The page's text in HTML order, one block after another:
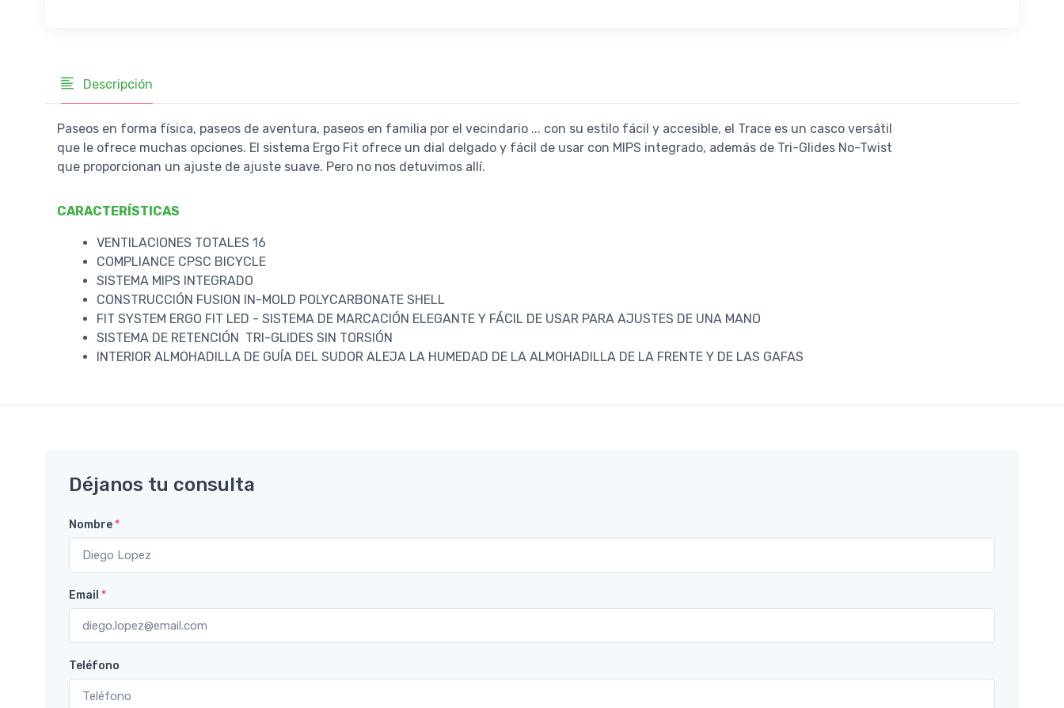
Descripción
Paseos en forma física, paseos de aventura, paseos en familia por el vecindario ... con su estilo fácil y accesible, el Trace es un casco versátil
que le ofrece muchas opciones. El sistema Ergo Fit ofrece un dial delgado y fácil de usar con MIPS integrado, además de Tri-Glides No-Twist
que proporcionan un ajuste de ajuste suave. Pero no nos detuvimos allí.
CARACTERÍSTICAS
VENTILACIONES TOTALES 16
COMPLIANCE CPSC BICYCLE
SISTEMA MIPS INTEGRADO
CONSTRUCCIÓN FUSION IN-MOLD POLYCARBONATE SHELL
FIT SYSTEM ERGO FIT LED - SISTEMA DE MARCACIÓN ELEGANTE Y FÁCIL DE USAR PARA AJUSTES DE UNA MANO
SISTEMA DE RETENCIÓN TRI-GLIDES SIN TORSIÓN
INTERIOR ALMOHADILLA DE GUÍA DEL SUDOR ALEJA LA HUMEDAD DE LA ALMOHADILLA DE LA FRENTE Y DE LAS GAFAS
Déjanos tu consulta
Nombre*
Email *
Teléfono